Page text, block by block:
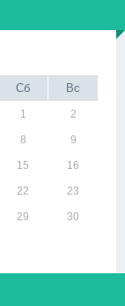
Сб Вс
1 2
8 9
15 16
22 23
29 30